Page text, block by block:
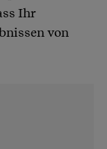
Ihr
von